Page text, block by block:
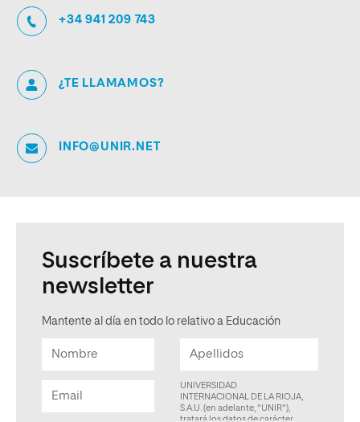
+34 941 209 743
¿TE LLAMAMOS?
INFO@UNIR.NET
Suscríbete a nuestra
newsletter
Mantente al día en todo lo relativo a Educación